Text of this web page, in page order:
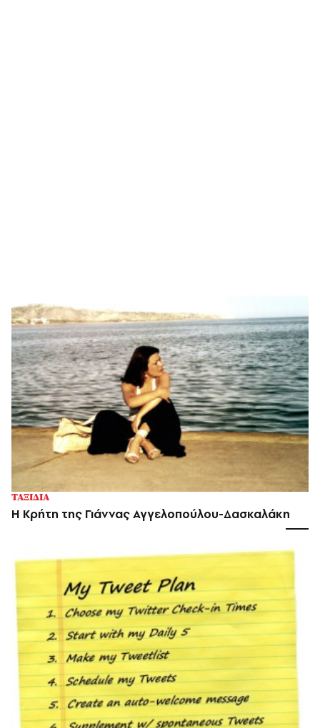
ΤΑΞΙΔΙΑ
Η Κρήτη της Γιάννας Αγγελοπούλου-Δασκαλάκη